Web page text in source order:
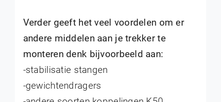
Verder geeft het veel voordelen om er
andere middelen aan je trekker te
monteren denk bijvoorbeeld aan:
-stabilisatie stangen
-gewichtendragers